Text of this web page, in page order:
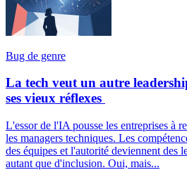
Bug de genre
La tech veut un autre
ses vieux réflexes
L'essor de l'IA pousse les entreprises à
les managers techniques. Les
des équipes et l'autorité deviennent des
autant que d'inclusion. Oui, mais...